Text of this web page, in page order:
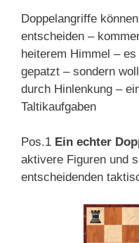
Doppelangriffe
entscheiden –
heiterem Himmel –
gepatzt – sondern
durch Hinlenkung –
Taltikaufgaben
Pos.1 Ein echter
aktivere Figuren und
entscheidenden